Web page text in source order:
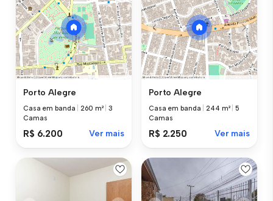
Porto Alegre
Casa em banda |260 m² |3
Camas
R$ 6.200 Ver mais
Porto Alegre
Casa em banda |244 m² |5
Camas
R$ 2.250 Ver mais